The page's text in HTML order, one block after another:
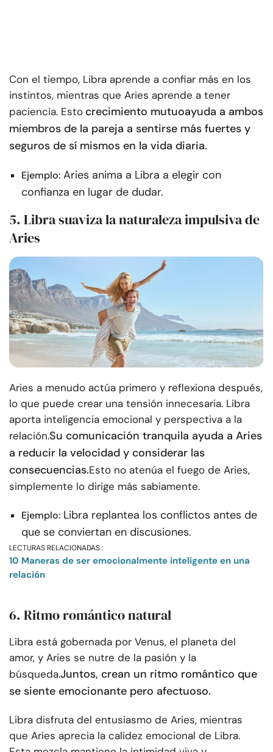
Con el tiempo, Libra aprende a confiar más en los
instintos, mientras que Aries aprende a tener
paciencia. Esto crecimiento mutuoayuda a ambos
miembros de la pareja a sentirse más fuertes y
seguros de sí mismos en la vida diaria.
Ejemplo: Aries anima a Libra a elegir con
confianza en lugar de dudar.
5. Libra suaviza la naturaleza impulsiva de
Aries
Aries a menudo actúa primero y reflexiona después,
lo que puede crear una tensión innecesaria. Libra
aporta inteligencia emocional y perspectiva a la
relación.Su comunicación tranquila ayuda a Aries
a reducir la velocidad y considerar las
consecuencias.Esto no atenúa el fuego de Aries,
simplemente lo dirige más sabiamente.
Ejemplo: Libra replantea los conflictos antes de
que se conviertan en discusiones.
LECTURAS RELACIONADAS :
10 Maneras de ser emocionalmente inteligente en una
relación
6. Ritmo romántico natural
Libra está gobernada por Venus, el planeta del
amor, y Aries se nutre de la pasión y la
búsqueda.Juntos, crean un ritmo romántico que
se siente emocionante pero afectuoso.
Libra disfruta del entusiasmo de Aries, mientras
que Aries aprecia la calidez emocional de Libra.